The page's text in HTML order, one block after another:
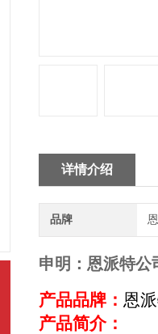
详情介绍
品牌
申明：恩派特公
产品品牌： 恩
产品简介：